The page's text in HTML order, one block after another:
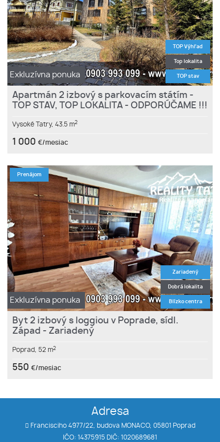
Exkluzívna ponuka
TOP Výhľad
Top lokalita
TOP stav
Apartmán 2 izbový s parkovacím státím -
TOP STAV, TOP LOKALITA - ODPORÚČAME !!!
Vysoké Tatry, 43.5 m2
1 000 €/mesiac
Exkluzívna ponuka
Prenájom
Zariadený
Dobrá lokalita
Blízko centra
Byt 2 izbový s loggiou v Poprade, sídl.
Západ - Zariadený
Poprad, 52 m2
550 €/mesiac
Adresa
Francisciho 4977/22, budova MONACO, 05801 Poprad
IČO: 14375915 DIČ: 1020689681